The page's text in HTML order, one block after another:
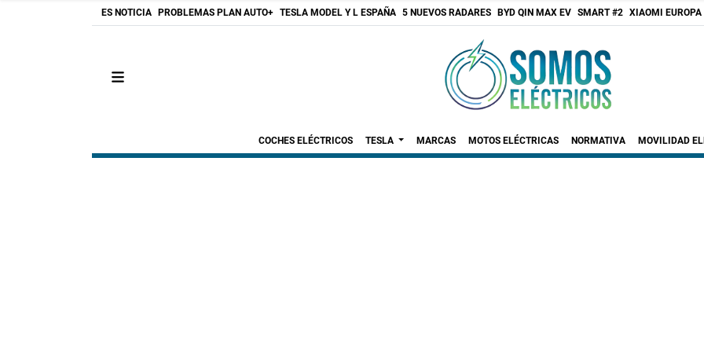
ES NOTICIA PROBLEMAS PLAN AUTO+ TESLA MODEL Y L ESPAÑA 5 NUEVOS RADARES BYD QIN MAX EV SMART #2 XIAOMI EUROPA
COCHES ELÉCTRICOS TESLA MARCAS MOTOS ELÉCTRICAS NORMATIVA MOVILIDAD